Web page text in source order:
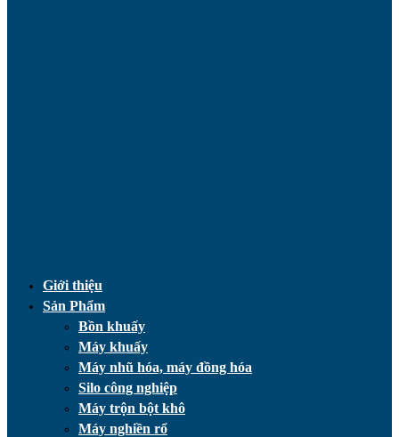
Giới thiệu
Sản Phẩm
Bồn khuấy
Máy khuấy
Máy nhũ hóa, máy đồng hóa
Silo công nghiệp
Máy trộn bột khô
Máy nghiền rổ